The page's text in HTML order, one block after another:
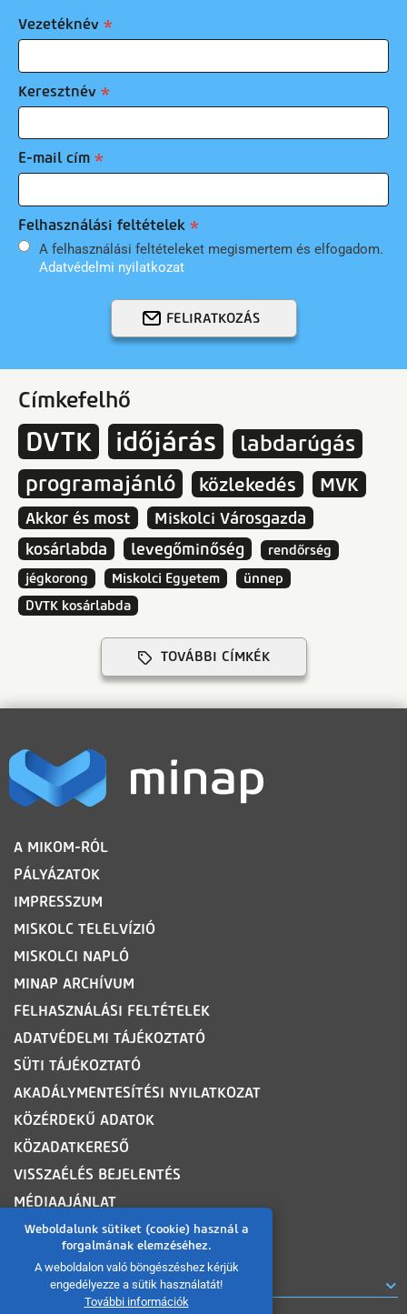
Weboldalunk sütiket (cookie) használ a
forgalmának elemzéséhez.
A weboldalon való böngészéshez kérjük
engedélyezze a sütik használatát!
További információk
Vezetéknév
Keresztnév
E-mail cím
Felhasználási feltételek
A felhasználási feltételeket megismertem és elfogadom.
Adatvédelmi nyilatkozat
FELIRATKOZÁS
Címkefelhő
DVTK időjárás
labdarúgás
programajánló
közlekedés MVK
Akkor és most
Miskolci Városgazda
kosárlabda
levegőminőség
rendőrség
jégkorong
Miskolci Egyetem
ünnep
DVTK kosárlabda
TOVÁBBI CÍMKÉK
LÁBLÉC
A MIKOM-RÓL
PÁLYÁZATOK
IMPRESSZUM
MISKOLC TELELVÍZIÓ
MISKOLCI NAPLÓ
MINAP ARCHÍVUM
FELHASZNÁLÁSI FELTÉTELEK
ADATVÉDELMI TÁJÉKOZTATÓ
SÜTI TÁJÉKOZTATÓ
AKADÁLYMENTESÍTÉSI NYILATKOZAT
KÖZÉRDEKŰ ADATOK
KÖZADATKERESŐ
VISSZAÉLÉS BEJELENTÉS
MÉDIAAJÁNLAT
OLDALTÉRKÉP
ROVATOK